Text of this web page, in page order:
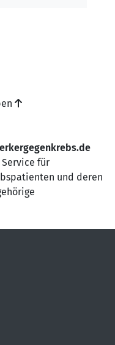
Service für
und deren